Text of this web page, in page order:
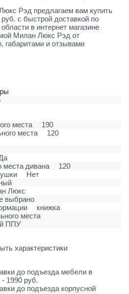
Рэд предлагаем вам купить
с быстрой доставкой по
в интернет магазине
Милан Люкс Рэд от
габаритами и отзывами
места
190
места
120
места дивана
120
Нет
Люкс
выбрано
книжка
места
ППУ
характеристики
до подъезда мебели в
1990 руб.
до подъезда корпусной